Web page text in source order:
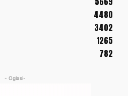
4480
3402
1265
782
- Oglasi-